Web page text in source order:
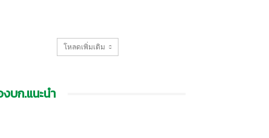
โหลดเพิ่มเติม
บก.แนะนำ